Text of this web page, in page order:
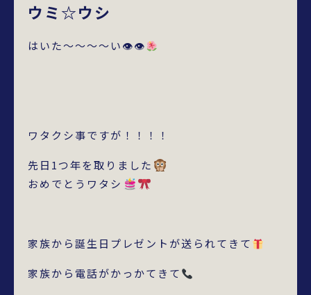
ウミ☆ウシ
はいた～～～～い👁👁
ワタクシ事ですが！！！！
先日1つ年を取りました
おめでとうワタシ
家族から誕生日プレゼントが送られてきて
家族から電話がかっかてきて